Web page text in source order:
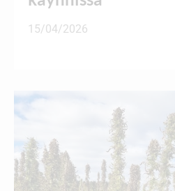
15/04/2026